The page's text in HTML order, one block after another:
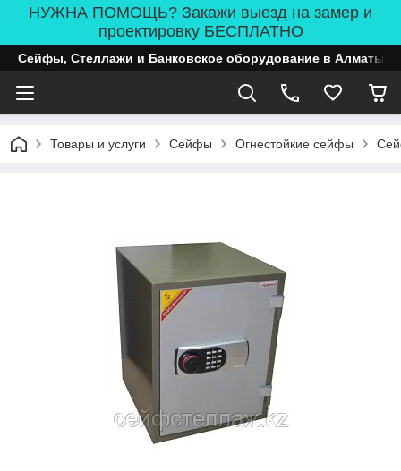
НУЖНА ПОМОЩЬ? Закажи выезд на замер и
проектировку БЕСПЛАТНО
Сейфы, Стеллажи и Банковское оборудование в Алматы
Товары и услуги Сейфы Огнестойкие сейфы